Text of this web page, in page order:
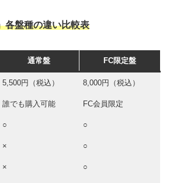
各盤種の違い比較表
通常盤 FC限定盤
5,500円（税込） 8,000円（税込）
誰でも購入可能 FC会員限定
○ ○
× ○
× ○